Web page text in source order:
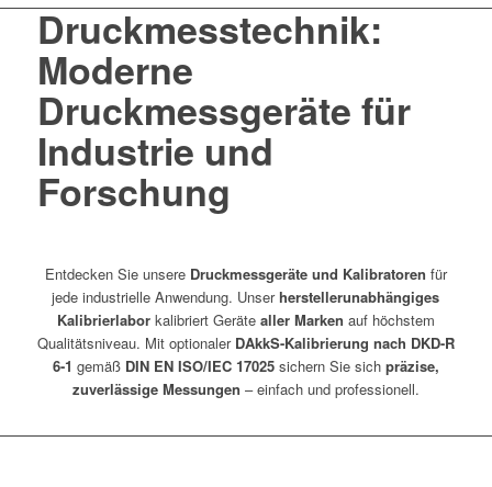
Druckmesstechnik:
Moderne
Druckmessgeräte für
Industrie und
Forschung
Entdecken Sie unsere Druckmessgeräte und Kalibratoren für
jede industrielle Anwendung. Unserherstellerunabhängiges
Kalibrierlaborkalibriert Geräte aller Marken auf höchstem
Qualitätsniveau. Mit optionaler DAkkS-Kalibrierung nach DKD-R
6-1 gemäß DIN EN ISO/IEC 17025sichern Sie sich präzise,
zuverlässige Messungen – einfach und professionell.